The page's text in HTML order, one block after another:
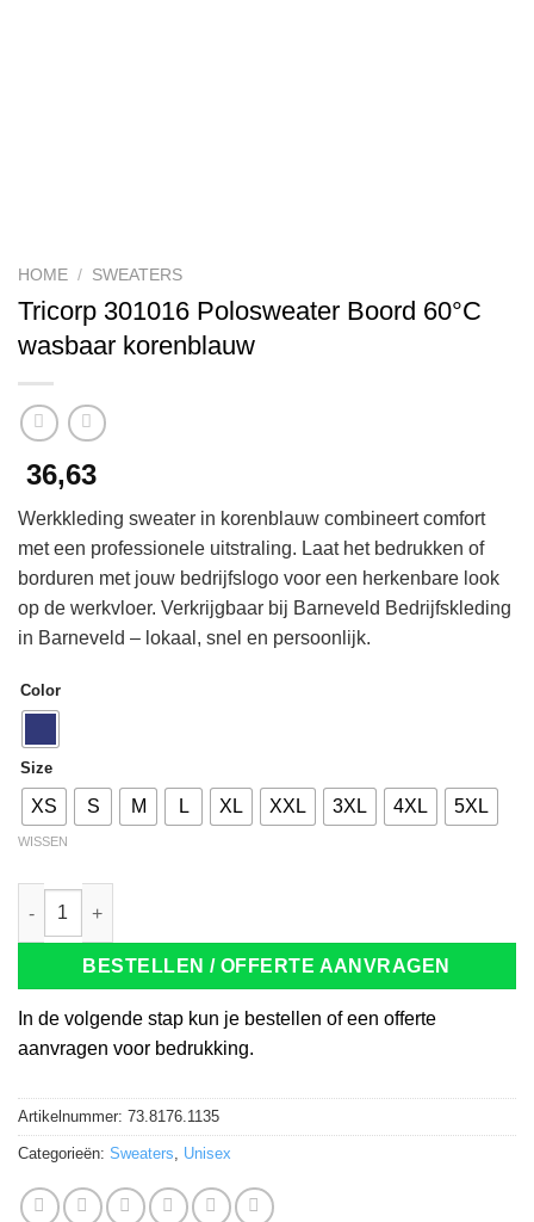
HOME / SWEATERS
Tricorp 301016 Polosweater Boord 60°C
wasbaar korenblauw
36,63
Werkkleding sweater in korenblauw combineert comfort
met een professionele uitstraling. Laat het bedrukken of
borduren met jouw bedrijfslogo voor een herkenbare look
op de werkvloer. Verkrijgbaar bij Barneveld Bedrijfskleding
in Barneveld – lokaal, snel en persoonlijk.
Color
Size
XS S M L XL XXL 3XL 4XL 5XL
WISSEN
Tricorp 301016 Polosweater Boord 60°C wasbaar korenblauw
BESTELLEN / OFFERTE AANVRAGEN
In de volgende stap kun je bestellen of een offerte
aanvragen voor bedrukking.
Artikelnummer: 73.8176.1135
Categorieën: Sweaters, Unisex